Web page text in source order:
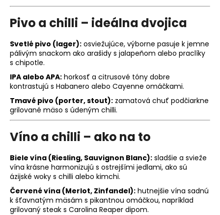
Pivo a chilli – ideálna dvojica
Svetlé pivo (lager): osviežujúce, výborne pasuje k jemne
pálivým snackom ako arašidy s jalapeñom alebo praclíky
s chipotle.
IPA alebo APA: horkosť a citrusové tóny dobre
kontrastujú s Habanero alebo Cayenne omáčkami.
Tmavé pivo (porter, stout): zamatová chuť podčiarkne
grilované mäso s údeným chilli.
Víno a chilli – ako na to
Biele vína (Riesling, Sauvignon Blanc): sladšie a svieže
vína krásne harmonizujú s ostrejšími jedlami, ako sú
ázijské woky s chilli alebo kimchi.
Červené vína (Merlot, Zinfandel): hutnejšie vína sadnú
k šťavnatým mäsám s pikantnou omáčkou, napríklad
grilovaný steak s Carolina Reaper dipom.
KEYGOES:CHILI
ULTRA
PÁLIVÉ
(MORUGA
SCORPION
&
CAROLINA
REAPER)